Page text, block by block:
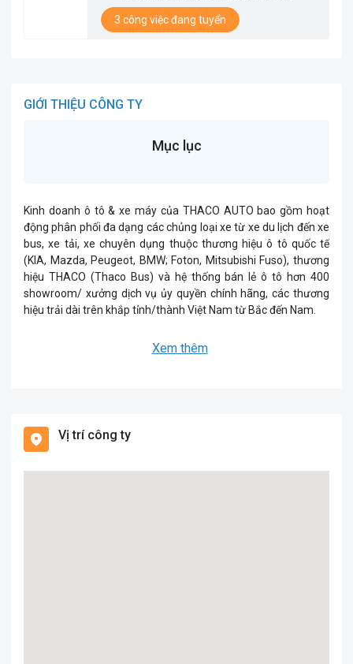
3 công việc đang tuyển
GIỚI THIỆU CÔNG TY
Mục lục
Kinh doanh ô tô & xe máy của THACO AUTO bao gồm hoạt
động phân phối đa dạng các chủng loại xe từ xe du lịch đến xe
bus, xe tải, xe chuyên dụng thuộc thương hiệu ô tô quốc tế
(KIA, Mazda, Peugeot, BMW; Foton, Mitsubishi Fuso), thương
hiệu THACO (Thaco Bus) và hệ thống bán lẻ ô tô hơn 400
showroom/ xưởng dịch vụ ủy quyền chính hãng, các thương
hiệu trải dài trên khắp tỉnh/thành Việt Nam từ Bắc đến Nam.
Xem thêm
Vị trí công ty